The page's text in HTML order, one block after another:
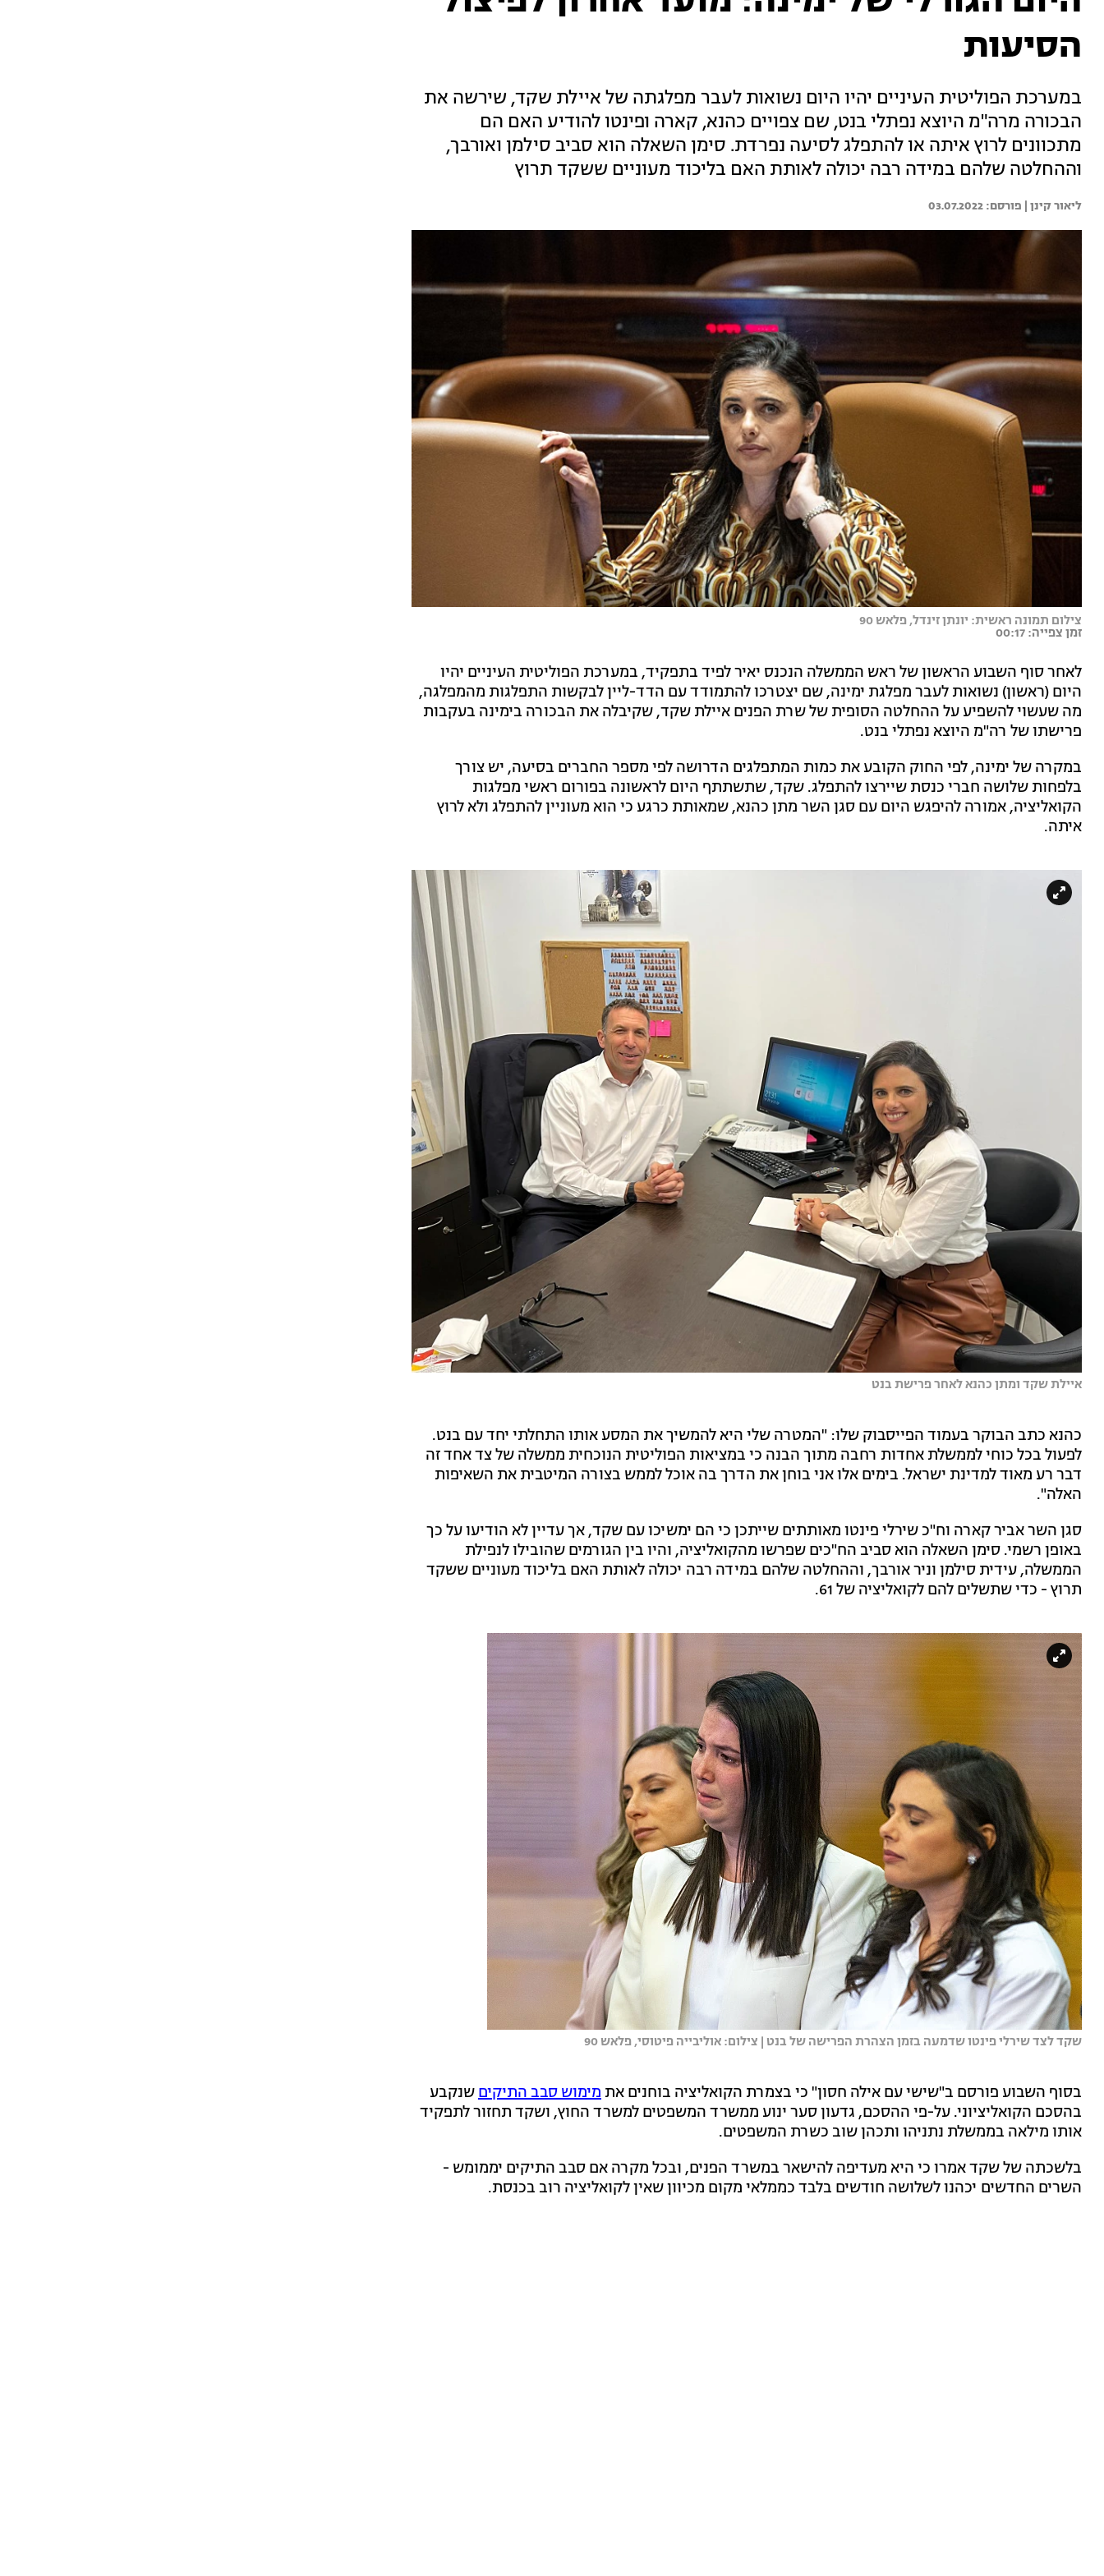
הסיעות
במערכת הפוליטית העיניים יהיו היום נשואות לעבר מפלגתה של איילת שקד, שירשה את
הבכורה מרה"מ היוצא נפתלי בנט, שם צפויים כהנא, קארה ופינטו להודיע האם הם
מתכוונים לרוץ איתה או להתפלג לסיעה נפרדת. סימן השאלה הוא סביב סילמן ואורבך,
וההחלטה שלהם במידה רבה יכולה לאותת האם בליכוד מעוניים ששקד תרוץ
ליאור קינן | 03.07.2022
צילום תמונה ראשית: יונתן זינדל, פלאש 90
זמן צפייה: 00:17
לאחר סוף השבוע הראשון של ראש הממשלה הנכנס יאיר לפיד בתפקיד, במערכת הפוליטית העיניים יהיו
היום (ראשון) נשואות לעבר מפלגת ימינה, שם יצטרכו להתמודד עם הדד-ליין לבקשות התפלגות מהמפלגה,
מה שעשוי להשפיע על ההחלטה הסופית של שרת הפנים איילת שקד, שקיבלה את הבכורה בימינה בעקבות
פרישתו של רה"מ היוצא נפתלי בנט.
במקרה של ימינה, לפי החוק הקובע את כמות המתפלגים הדרושה לפי מספר החברים בסיעה, יש צורך
בלפחות שלושה חברי כנסת שיירצו להתפלג. שקד, שתשתתף היום לראשונה בפורום ראשי מפלגות
הקואליציה, אמורה להיפגש היום עם סגן השר מתן כהנא, שמאותת כרגע כי הוא מעוניין להתפלג ולא לרוץ
איתה.
איילת שקד ומתן כהנא לאחר פרישת בנט
כהנא כתב הבוקר בעמוד הפייסבוק שלו: "המטרה שלי היא להמשיך את המסע אותו התחלתי יחד עם בנט.
לפעול בכל כוחי לממשלת אחדות רחבה מתוך הבנה כי במציאות הפוליטית הנוכחית ממשלה של צד אחד זה
דבר רע מאוד למדינת ישראל. בימים אלו אני בוחן את הדרך בה אוכל לממש בצורה המיטבית את השאיפות
האלה".
סגן השר אביר קארה וח"כ שירלי פינטו מאותתים שייתכן כי הם ימשיכו עם שקד, אך עדיין לא הודיעו על כך
באופן רשמי. סימן השאלה הוא סביב הח"כים שפרשו מהקואליציה, והיו בין הגורמים שהובילו לנפילת
הממשלה, עידית סילמן וניר אורבך, וההחלטה שלהם במידה רבה יכולה לאותת האם בליכוד מעוניים ששקד
תרוץ - כדי שתשלים להם לקואליציה של 61.
שקד לצד שירלי פינטו שדמעה בזמן הצהרת הפרישה של בנט | צילום: אוליבייה פיטוסי, פלאש 90
בסוף השבוע פורסם ב"שישי עם אילה חסון" כי בצמרת הקואליציה בוחנים את מימוש סבב התיקיםשנקבע
בהסכם הקואליציוני. על-פי ההסכם, גדעון סער ינוע ממשרד המשפטים למשרד החוץ, ושקד תחזור לתפקיד
אותו מילאה בממשלת נתניהו ותכהן שוב כשרת המשפטים.
בלשכתה של שקד אמרו כי היא מעדיפה להישאר במשרד הפנים, ובכל מקרה אם סבב התיקים יממומש -
השרים החדשים יכהנו לשלושה חודשים בלבד כממלאי מקום מכיוון שאין לקואליציה רוב בכנסת.